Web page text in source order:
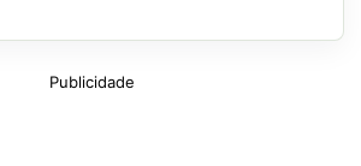
Publicidade